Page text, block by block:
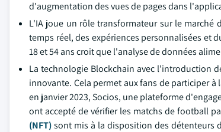
d'augmentation des vues de pages dans
L'IA joue un rôle transformateur sur le marché
temps réel, des expériences personnalisées et
18 et 54 ans croit que l'analyse de données
La technologie Blockchain avec l'introduction
innovante. Cela permet aux fans de participer
en janvier 2023, Socios, une plateforme
ont accepté de vérifier les matchs de football
(NFT)sont mis à la disposition des détenteurs